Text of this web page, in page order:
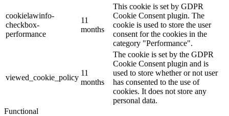
cookielawinfo-
checkbox-
performance
11
months
This cookie is set by GDPR
Cookie Consent plugin. The
cookie is used to store the user
consent for the cookies in the
category "Performance".
viewed_cookie_policy
11
months
The cookie is set by the GDPR
Cookie Consent plugin and is
used to store whether or not user
has consented to the use of
cookies. It does not store any
personal data.
Functional